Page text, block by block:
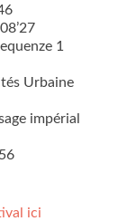
1
Urbaine
impérial
ici